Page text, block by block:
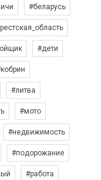
#беларусь
#дети
#литва
#мото
#недвижимость
#подорожание
#работа